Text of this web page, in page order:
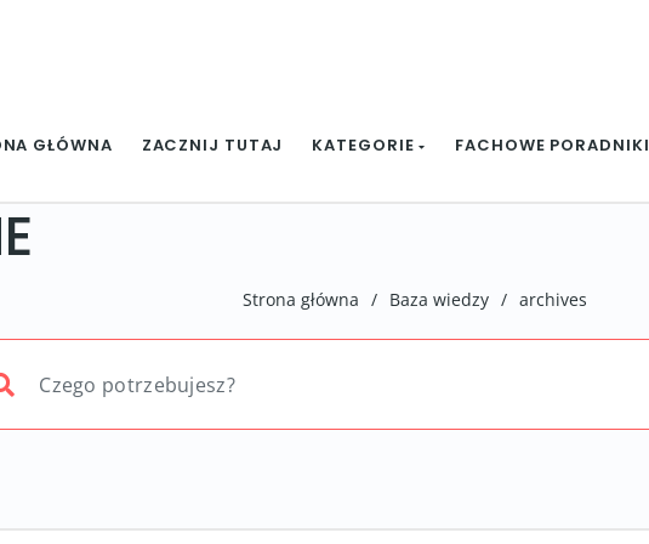
GŁÓWNA ZACZNIJ TUTAJ KATEGORIE FACHOWE PORADNIKI
Strona główna / Baza wiedzy / archives